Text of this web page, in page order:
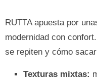
RUTTA apuesta por
modernidad con
se repiten y cómo
Texturas mixtas: